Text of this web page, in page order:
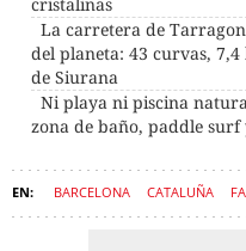
La carretera de
del planeta: 43 curvas,
de Siurana
Ni playa ni piscina
zona de baño, paddle
BARCELONA CATALUÑA